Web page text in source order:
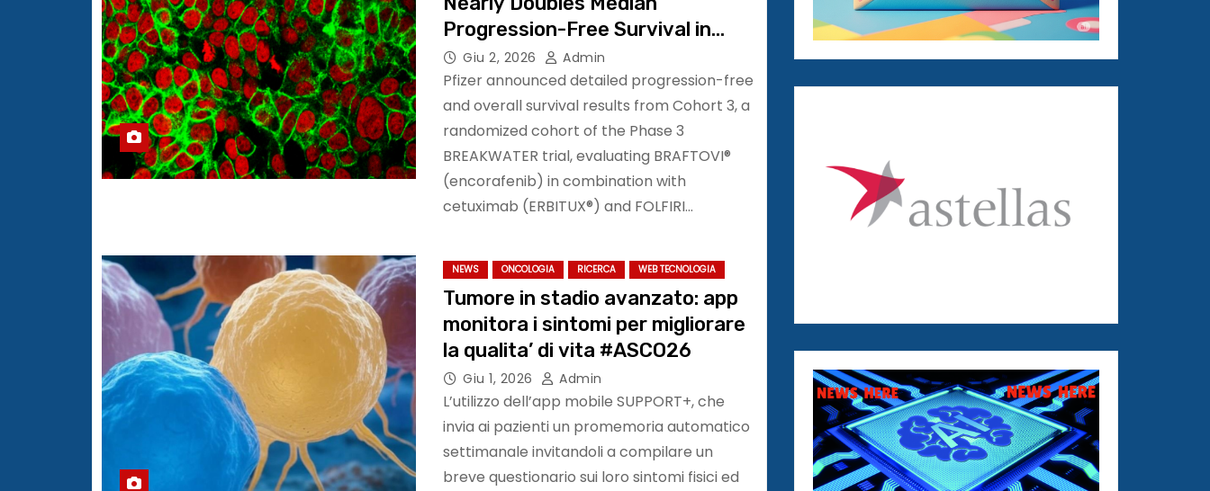
Progression-Free Survival in
Metastatic Colorectal Cancer
#ASCO26
Giu 2, 2026 Admin
Pfizer announced detailed progression-free
and overall survival results from Cohort 3, a
randomized cohort of the Phase 3
BREAKWATER trial, evaluating BRAFTOVI®
(encorafenib) in combination with
cetuximab (ERBITUX®) and FOLFIRI…
NEWS ONCOLOGIA RICERCA WEB TECNOLOGIA
Tumore in stadio avanzato: app
monitora i sintomi per migliorare
la qualita’ di vita #ASCO26
Giu 1, 2026 Admin
L’utilizzo dell’app mobile SUPPORT+, che
invia ai pazienti un promemoria automatico
settimanale invitandoli a compilare un
breve questionario sui loro sintomi fisici ed